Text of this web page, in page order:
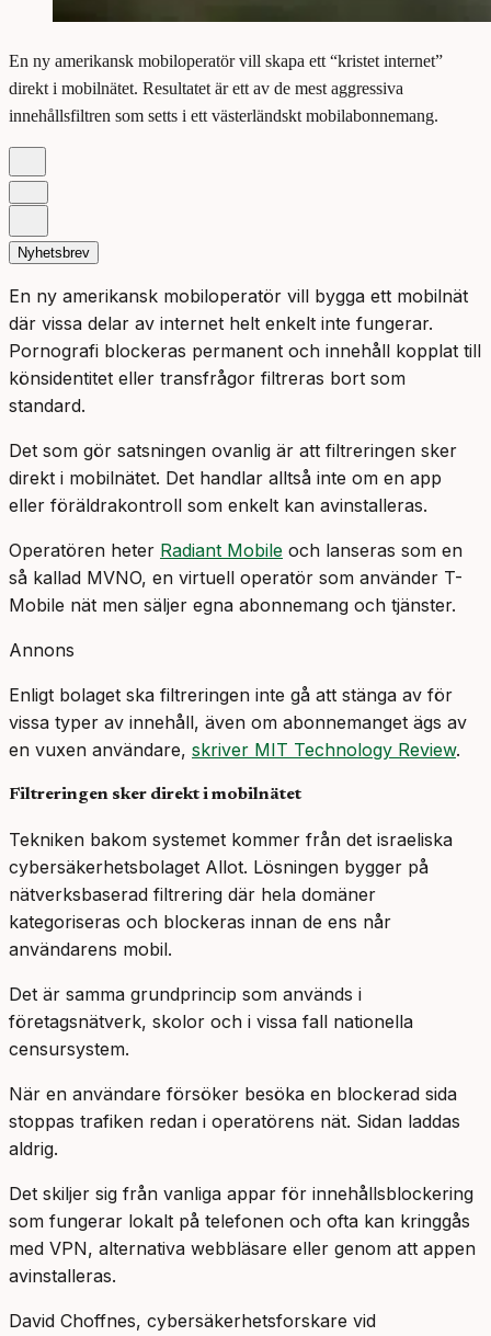
En ny amerikansk mobiloperatör vill skapa ett “kristet internet”
direkt i mobilnätet. Resultatet är ett av de mest aggressiva
innehållsfiltren som setts i ett västerländskt mobilabonnemang.
Nyhetsbrev
En ny amerikansk mobiloperatör vill bygga ett mobilnät
där vissa delar av internet helt enkelt inte fungerar.
Pornografi blockeras permanent och innehåll kopplat till
könsidentitet eller transfrågor filtreras bort som
standard.
Det som gör satsningen ovanlig är att filtreringen sker
direkt i mobilnätet. Det handlar alltså inte om en app
eller föräldrakontroll som enkelt kan avinstalleras.
Operatören heter Radiant Mobile och lanseras som en
så kallad MVNO, en virtuell operatör som använder T-
Mobile nät men säljer egna abonnemang och tjänster.
Annons
Enligt bolaget ska filtreringen inte gå att stänga av för
vissa typer av innehåll, även om abonnemanget ägs av
en vuxen användare, skriver MIT Technology Review.
Filtreringen sker direkt i mobilnätet
Tekniken bakom systemet kommer från det israeliska
cybersäkerhetsbolaget Allot. Lösningen bygger på
nätverksbaserad filtrering där hela domäner
kategoriseras och blockeras innan de ens når
användarens mobil.
Det är samma grundprincip som används i
företagsnätverk, skolor och i vissa fall nationella
censursystem.
När en användare försöker besöka en blockerad sida
stoppas trafiken redan i operatörens nät. Sidan laddas
aldrig.
Det skiljer sig från vanliga appar för innehållsblockering
som fungerar lokalt på telefonen och ofta kan kringgås
med VPN, alternativa webbläsare eller genom att appen
avinstalleras.
David Choffnes, cybersäkerhetsforskare vid